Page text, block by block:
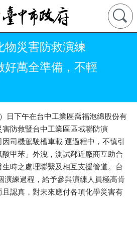
物災害防救演練
好萬全準備，不輕
日下午在台中工業區喬福泡綿股份有
防救暨台中工業區區域聯防演
司機駕駛槽車載 運過程中，不慎引
甲苯」外洩，測試鄰近廠商互助合
時之處理聯繫及相互支援管道。台
演練過程，給予參與演練人員極高肯
認真，對未來應付各項化學災害有